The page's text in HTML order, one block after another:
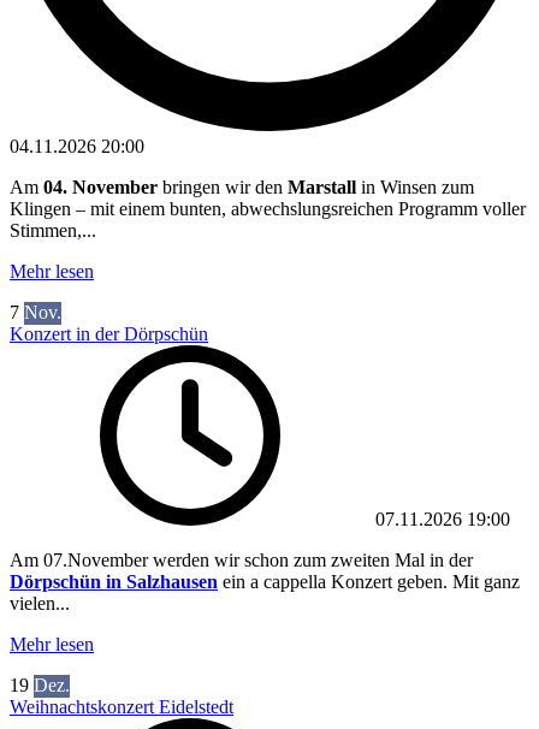
04.11.2026 20:00
Am 04. November bringen wir den Marstall in Winsen zum
Klingen – mit einem bunten, abwechslungsreichen Programm voller
Stimmen,...
Mehr lesen
7 Nov.
Konzert in der Dörpschün
07.11.2026 19:00
Am 07.November werden wir schon zum zweiten Mal in der
Dörpschün in Salzhausen ein a cappella Konzert geben. Mit ganz
vielen...
Mehr lesen
19 Dez.
Weihnachtskonzert Eidelstedt